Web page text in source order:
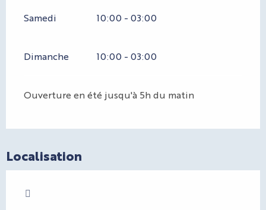
Samedi 10:00 - 03:00
Dimanche 10:00 - 03:00
Ouverture en été jusqu'à 5h du matin
Localisation
Charte Bienvenue à Cannes